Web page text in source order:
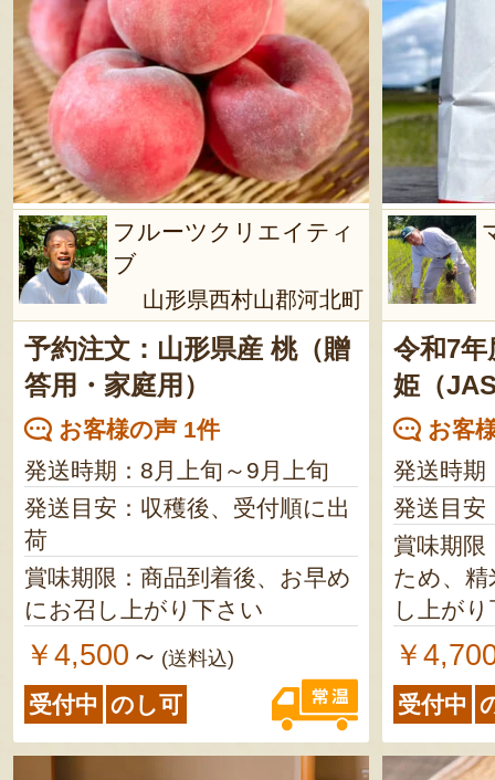
フルーツクリエイティ
ブ
山形県西村山郡河北町
予約注文：山形県産 桃（贈
答用・家庭用）
お客様の声 1件
発送時期：8月上旬～9月上旬
発送目安：収穫後、受付順に出
荷
賞味期限：商品到着後、お早め
にお召し上がり下さい
￥4,500 ～ (送料込)
受付中 のし可
令和7
姫（
お客
発送時期
発送目安
賞味期限
ため、
し上が
￥
受付中